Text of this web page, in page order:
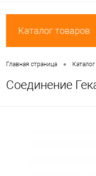
Каталог товаров
Главная страница •
Соединение